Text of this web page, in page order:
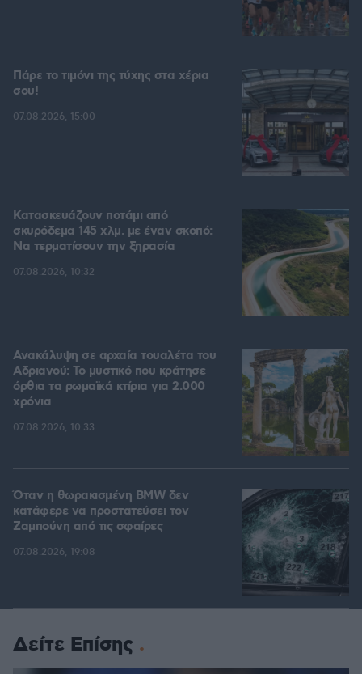
Πάρε το τιμόνι της τύχης στα χέρια
σου!
07.08.2026, 15:00
Κατασκευάζουν ποτάμι από
σκυρόδεμα 145 χλμ. με έναν σκοπό:
Να τερματίσουν την ξηρασία
07.08.2026, 10:32
Ανακάλυψη σε αρχαία τουαλέτα του
Αδριανού: Το μυστικό που κράτησε
όρθια τα ρωμαϊκά κτίρια για 2.000
χρόνια
07.08.2026, 10:33
Όταν η θωρακισμένη BMW δεν
κατάφερε να προστατεύσει τον
Ζαμπούνη από τις σφαίρες
07.08.2026, 19:08
Δείτε Επίσης